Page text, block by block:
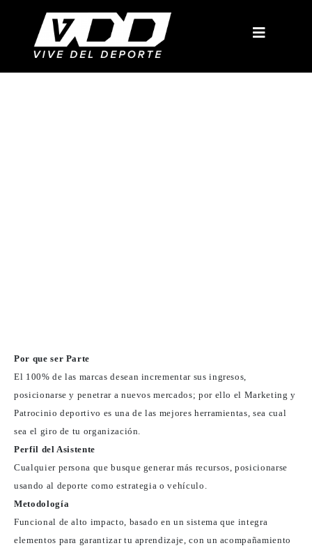
Por que ser Parte
El 100% de las marcas desean incrementar sus ingresos,
posicionarse y penetrar a nuevos mercados; por ello el Marketing y
Patrocinio deportivo es una de las mejores herramientas, sea cual
sea el giro de tu organización.
Perfil del Asistente
Cualquier persona que busque generar más recursos, posicionarse
usando al deporte como estrategia o vehículo.
Metodología
Funcional de alto impacto, basado en un sistema que integra
elementos para garantizar tu aprendizaje, con un acompañamiento